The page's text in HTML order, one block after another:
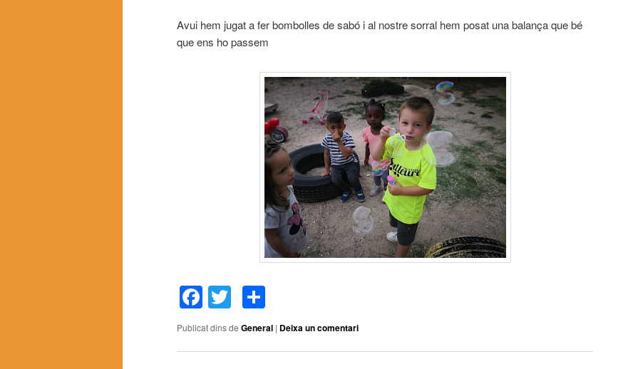
Avui hem jugat a fer bombolles de sabó i al nostre sorral hem posat una balança que bé
que ens ho passem
Facebook
Twitter
Publicat dins de General | Deixa un comentari